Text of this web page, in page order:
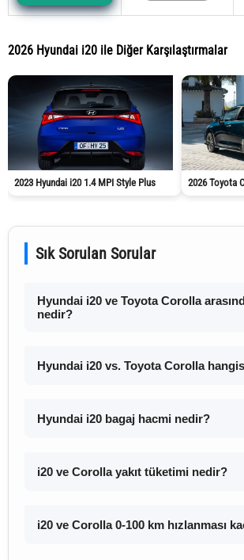
2026 Hyundai i20 ile Diğer Karşılaştırmalar
2023 Hyundai i20 1.4 MPI Style Plus 2026 Toyota
Sık Sorulan Sorular
Hyundai i20 ve Toyota Corolla
nedir?
Hyundai i20 vs. Toyota Corolla
Hyundai i20 bagaj hacmi nedir?
i20 ve Corolla yakıt tüketimi nedir?
i20 ve Corolla 0-100 km hızlanması